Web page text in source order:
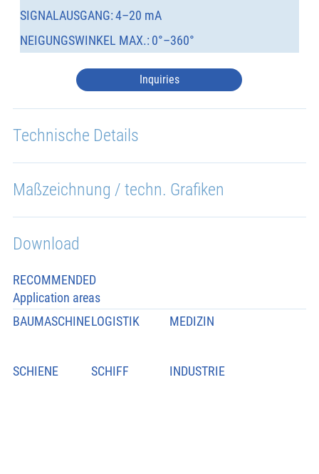
SIGNALAUSGANG: 4–20 mA
NEIGUNGSWINKEL MAX.: 0°–360°
Inquiries
Technische Details
Maßzeichnung / techn. Grafiken
Download
RECOMMENDED
Application areas
BAUMASCHINELOGISTIK MEDIZIN
SCHIENE SCHIFF INDUSTRIE